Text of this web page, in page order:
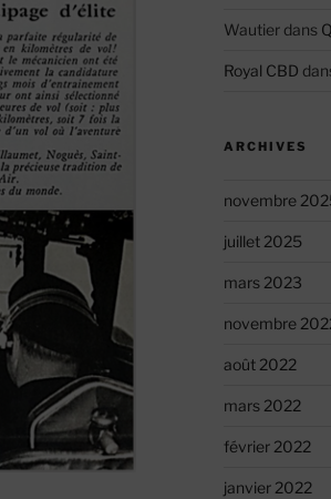
Wautierdans
Royal CBD
ARCHIVES
novembre
juillet 2025
mars 2023
novembre
août 2022
mars 2022
février 2022
janvier 2022